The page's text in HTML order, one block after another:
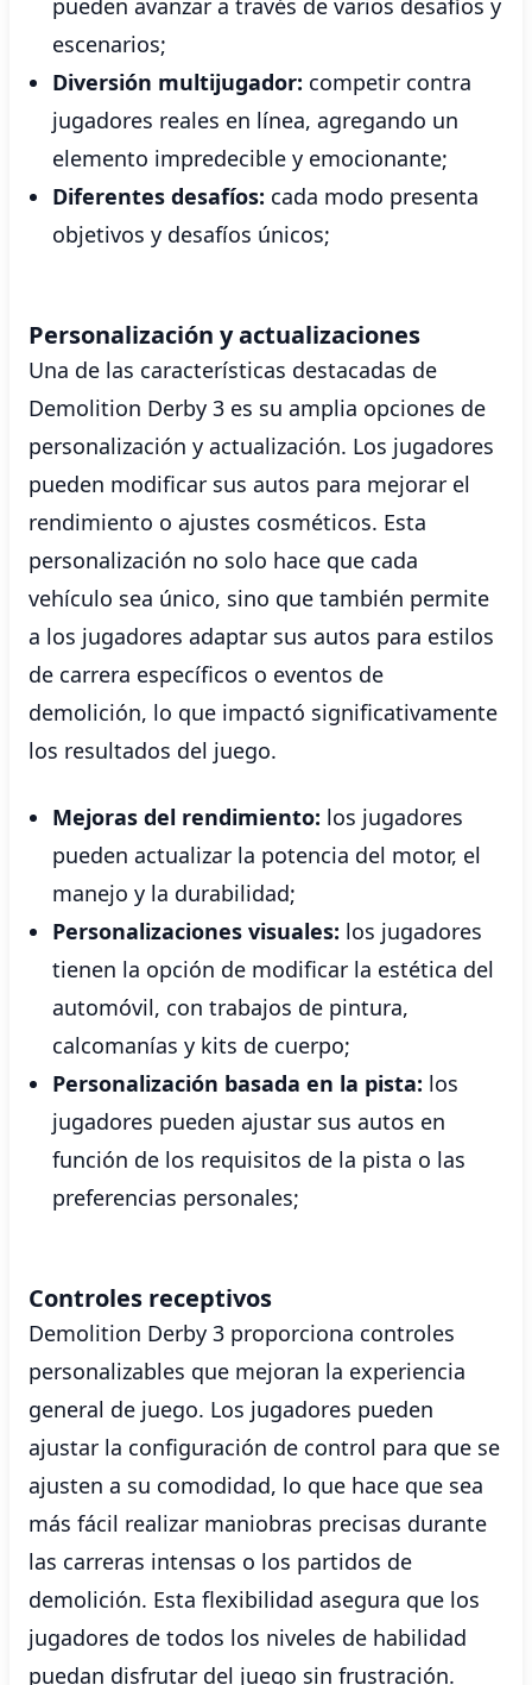
pueden avanzar a través de varios desafíos y
escenarios;
Diversión multijugador: competir contra
jugadores reales en línea, agregando un
elemento impredecible y emocionante;
Diferentes desafíos: cada modo presenta
objetivos y desafíos únicos;
Personalización y actualizaciones
Una de las características destacadas de
Demolition Derby 3 es su amplia opciones de
personalización y actualización. Los jugadores
pueden modificar sus autos para mejorar el
rendimiento o ajustes cosméticos. Esta
personalización no solo hace que cada
vehículo sea único, sino que también permite
a los jugadores adaptar sus autos para estilos
de carrera específicos o eventos de
demolición, lo que impactó significativamente
los resultados del juego.
Mejoras del rendimiento: los jugadores
pueden actualizar la potencia del motor, el
manejo y la durabilidad;
Personalizaciones visuales: los jugadores
tienen la opción de modificar la estética del
automóvil, con trabajos de pintura,
calcomanías y kits de cuerpo;
Personalización basada en la pista: los
jugadores pueden ajustar sus autos en
función de los requisitos de la pista o las
preferencias personales;
Controles receptivos
Demolition Derby 3 proporciona controles
personalizables que mejoran la experiencia
general de juego. Los jugadores pueden
ajustar la configuración de control para que se
ajusten a su comodidad, lo que hace que sea
más fácil realizar maniobras precisas durante
las carreras intensas o los partidos de
demolición. Esta flexibilidad asegura que los
jugadores de todos los niveles de habilidad
puedan disfrutar del juego sin frustración.